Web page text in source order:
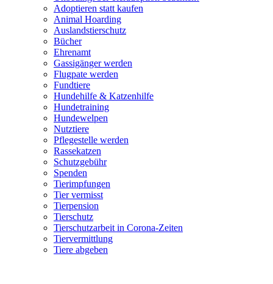
Adoptieren statt kaufen
Animal Hoarding
Auslandstierschutz
Bücher
Ehrenamt
Gassigänger werden
Flugpate werden
Fundtiere
Hundehilfe & Katzenhilfe
Hundetraining
Hundewelpen
Nutztiere
Pflegestelle werden
Rassekatzen
Schutzgebühr
Spenden
Tierimpfungen
Tier vermisst
Tierpension
Tierschutz
Tierschutzarbeit in Corona-Zeiten
Tiervermittlung
Tiere abgeben